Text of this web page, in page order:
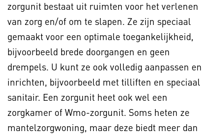
zorgunit bestaat uit ruimten voor het verlenen
van zorg en/of om te slapen. Ze zijn speciaal
gemaakt voor een optimale toegankelijkheid,
bijvoorbeeld brede doorgangen en geen
drempels. U kunt ze ook volledig aanpassen en
inrichten, bijvoorbeeld met tilliften en speciaal
sanitair. Een zorgunit heet ook wel een
zorgkamer of Wmo-zorgunit. Soms heten ze
mantelzorgwoning, maar deze biedt meer dan